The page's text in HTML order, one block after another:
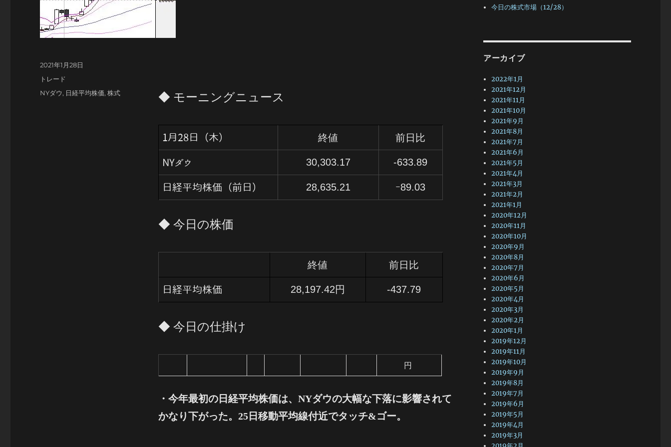
◆ モーニングニュース
1月28日（木） 終値 前日比
NYダウ 30,303.17 -633.89
日経平均株価（前日） 28,635.21 ｰ89.03
◆ 今日の株価
終値 前日比
日経平均株価 28,197.42円 -437.79
◆ 今日の仕掛け
円
・ 今年最初の日経平均株価は、NYダウの大幅な下落に影響されて
かなり下がった。25日移動平均線付近でタッチ&ゴー。
投
稿
2021年1月28日
カ
トレード
タ
NYダウ, 日経平均株価,株式
今日の株式市場（12/28）
アーカイブ
2022年1月
2021年12月
2021年11月
2021年10月
2021年9月
2021年8月
2021年7月
2021年6月
2021年5月
2021年4月
2021年3月
2021年2月
2021年1月
2020年12月
2020年11月
2020年10月
2020年9月
2020年8月
2020年7月
2020年6月
2020年5月
2020年4月
2020年3月
2020年2月
2020年1月
2019年12月
2019年11月
2019年10月
2019年9月
2019年8月
2019年7月
2019年6月
2019年5月
2019年4月
2019年3月